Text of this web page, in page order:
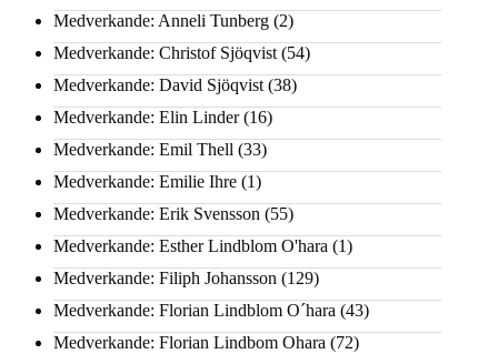
Medverkande: Anneli Tunberg (2)
Medverkande: Christof Sjöqvist (54)
Medverkande: David Sjöqvist (38)
Medverkande: Elin Linder(16)
Medverkande: Emil Thell (33)
Medverkande: Emilie Ihre (1)
Medverkande: Erik Svensson (55)
Medverkande: Esther Lindblom O'hara (1)
Medverkande: Filiph Johansson (129)
Medverkande: Florian Lindblom O´hara (43)
Medverkande: Florian Lindbom Ohara (72)